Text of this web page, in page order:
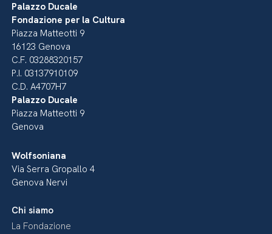
Palazzo Ducale
Fondazione per la Cultura
Piazza Matteotti 9
16123 Genova
C.F. 03288320157
P.I. 03137910109
C.D. A4707H7
Palazzo Ducale
Piazza Matteotti 9
Genova
Wolfsoniana
Via Serra Gropallo 4
Genova Nervi
Chi siamo
La Fondazione